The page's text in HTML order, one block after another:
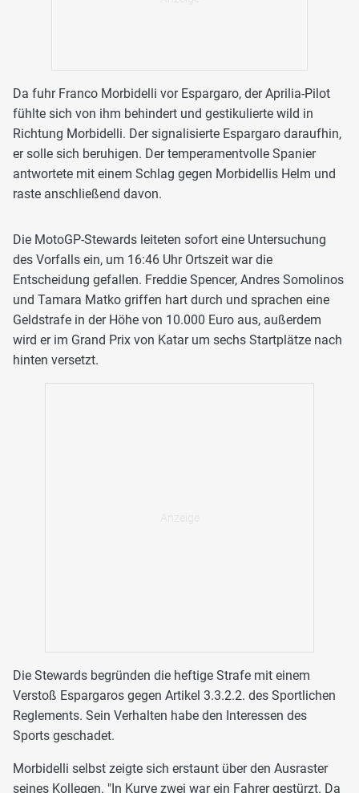
Da fuhr Franco Morbidelli vor Espargaro, der Aprilia-Pilot
fühlte sich von ihm behindert und gestikulierte wild in
Richtung Morbidelli. Der signalisierte Espargaro daraufhin,
er solle sich beruhigen. Der temperamentvolle Spanier
antwortete mit einem Schlag gegen Morbidellis Helm und
raste anschließend davon.
Die MotoGP-Stewards leiteten sofort eine Untersuchung
des Vorfalls ein, um 16:46 Uhr Ortszeit war die
Entscheidung gefallen. Freddie Spencer, Andres Somolinos
und Tamara Matko griffen hart durch und sprachen eine
Geldstrafe in der Höhe von 10.000 Euro aus, außerdem
wird er im Grand Prix von Katar um sechs Startplätze nach
hinten versetzt.
Die Stewards begründen die heftige Strafe mit einem
Verstoß Espargaros gegen Artikel 3.3.2.2. des Sportlichen
Reglements. Sein Verhalten habe den Interessen des
Sports geschadet.
Morbidelli selbst zeigte sich erstaunt über den Ausraster
seines Kollegen. "In Kurve zwei war ein Fahrer gestürzt. Da